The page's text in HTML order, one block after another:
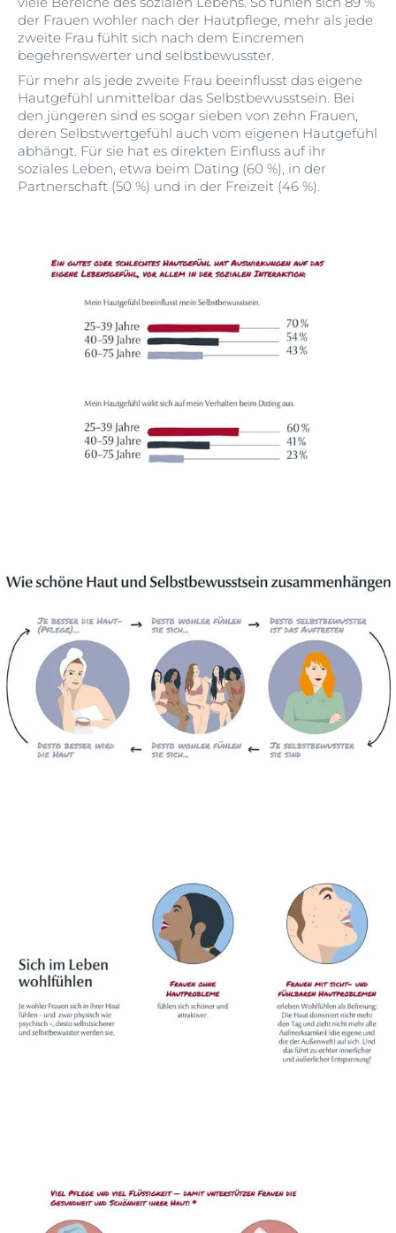
der Frauen wohler nach der Hautpflege, mehr als jede
zweite Frau fühlt sich nach dem Eincremen
begehrenswerter und selbstbewusster.
Für mehr als jede zweite Frau beeinflusst das eigene
Hautgefühl unmittelbar das Selbstbewusstsein. Bei
den jüngeren sind es sogar sieben von zehn Frauen,
deren Selbstwertgefühl auch vom eigenen Hautgefühl
abhängt. Für sie hat es direkten Einfluss auf ihr
soziales Leben, etwa beim Dating (60 %), in der
Partnerschaft (50 %) und in der Freizeit (46 %).